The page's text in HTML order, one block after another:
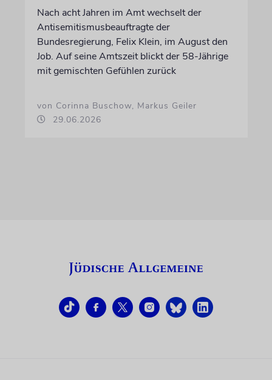
Nach acht Jahren im Amt wechselt der
Antisemitismusbeauftragte der
Bundesregierung, Felix Klein, im August den
Job. Auf seine Amtszeit blickt der 58-Jährige
mit gemischten Gefühlen zurück
von Corinna Buschow, Markus Geiler
29.06.2026